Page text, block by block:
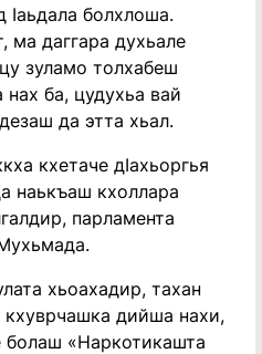
Iаьдала болхлоша.
даггара духьале
зуламо толхабеш
ба, цудухьа вай
да этта хьал.
кхетаче дIахьоргья
наькъаш кхоллара
парламента
хьоахадир, тахан
дийша нахи,
болаш «Наркотикашта